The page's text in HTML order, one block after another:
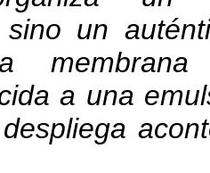
sino un
a una